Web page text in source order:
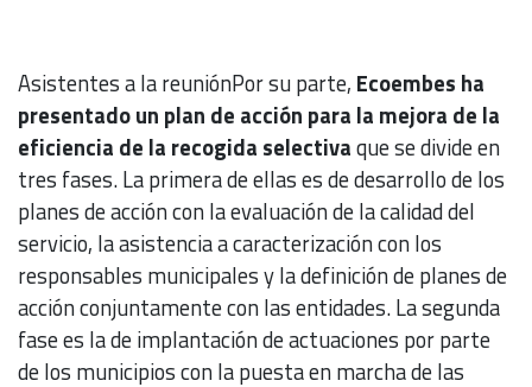
Asistentes a la reuniónPor su parte, Ecoembes ha
presentado un plan de acción para la mejora de la
eficiencia de la recogida selectivaque se divide en
tres fases. La primera de ellas es de desarrollo de los
planes de acción con la evaluación de la calidad del
servicio, la asistencia a caracterización con los
responsables municipales y la definición de planes de
acción conjuntamente con las entidades. La segunda
fase es la de implantación de actuaciones por parte
de los municipios con la puesta en marcha de las